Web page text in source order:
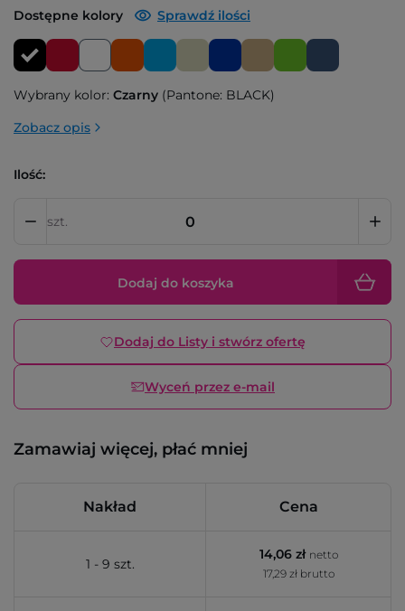
Dostępne kolory Sprawdź ilości
Wybrany kolor: Czarny (Pantone: BLACK)
Zobacz opis
Ilość:
szt.
Dodaj do koszyka
Dodaj do Listy i stwórz ofertę
Wyceń przez e-mail
Zamawiaj więcej, płać mniej
Nakład Cena
1 - 9 szt.
14,06 zł netto
17,29 zł brutto